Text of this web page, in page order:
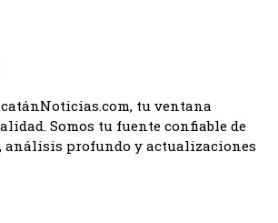
tu ventana
Somos tu fuente confiable de
análisis profundo y actualizaciones